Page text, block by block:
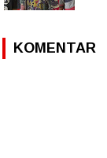
KOMENTAR